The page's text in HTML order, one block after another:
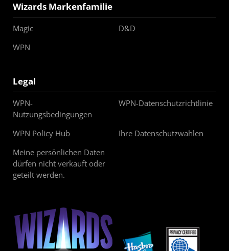
Wizards Markenfamilie
Magic
D&D
WPN
Legal
WPN-
Nutzungsbedingungen
WPN-Datenschutzrichtlinie
WPN Policy Hub
Ihre Datenschutzwahlen
Meine persönlichen Daten
dürfen nicht verkauft oder
geteilt werden.